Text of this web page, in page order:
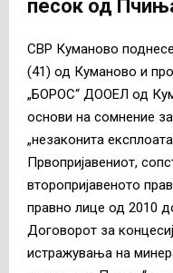
песок од
СВР Куманово поднесе
(41) од Куманово и
„БОРОС“ ДООЕЛ од
основи на сомнение
„незаконита
Првопријавениот,
второпријавеното
правно лице од 2010
Договорот за
истражувања на